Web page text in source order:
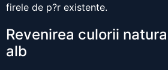
firele de p?r existente.
Revenirea culorii
alb